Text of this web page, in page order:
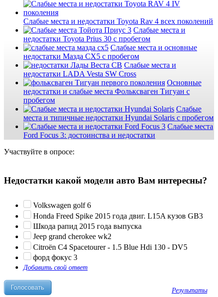
Слабые места и недостатки Toyota Rav 4 всех поколений
Слабые места и
недостатки Toyota Prius 30 с пробегом
Слабые места и основные
недостатки Мазда СХ5 с пробегом
Слабые места и
недостатки LADA Vesta SW Cross
Основные
недостатки и слабые места Фольксваген Тигуан с
пробегом
Слабые
места и типичные недостатки Hyundai Solaris с пробегом
Слабые места
Ford Focus 3: достоинства и недостатки
Участвуйте в опросе:
Недостатки какой модели авто Вам интересны?
Volkswagen golf 6
Honda Freed Spike 2015 года двиг. L15A кузов GB3
Шкода рапид 2015 года выпуска
Jeep grand cherokee wk2
Citroën C4 Spacetourer - 1.5 Blue Hdi 130 - DV5
форд фокус 3
Добавить свой ответ
Результаты